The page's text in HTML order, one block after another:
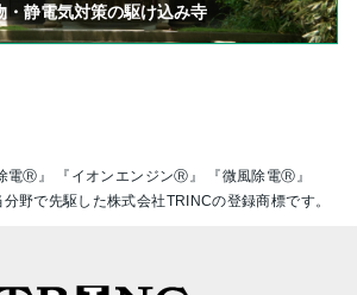
・静電気対策の駆け込み寺
電Ⓡ』 『イオンエンジンⓇ』 『微風除電Ⓡ』
野で先駆した株式会社TRINCの登録商標です。